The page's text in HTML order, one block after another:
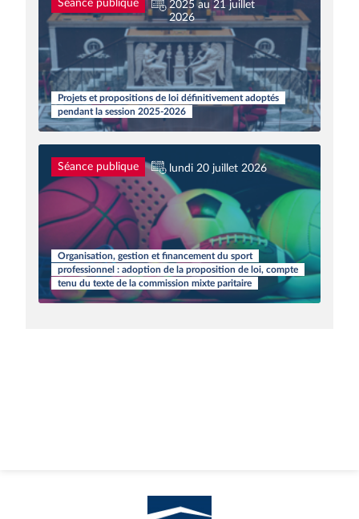
Séance publique
2025 au 21 juillet
2026
Projets et propositions de loi définitivement adoptés
pendant la session 2025-2026
Séance publique lundi 20 juillet 2026
Organisation, gestion et financement du sport
professionnel : adoption de la proposition de loi, compte
tenu du texte de la commission mixte paritaire